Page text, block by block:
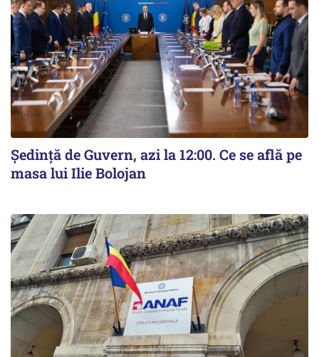
Ședință de Guvern, azi la 12:00. Ce se află pe
masa lui Ilie Bolojan